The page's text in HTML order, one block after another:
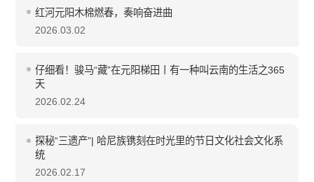
红河元阳木棉燃春，奏响奋进曲
2026.03.02
仔细看！骏马“藏”在元阳梯田丨有一种叫云南的生活之365
天
2026.02.24
探秘“三遗产”| 哈尼族镌刻在时光里的节日文化社会文化系
统
2026.02.17